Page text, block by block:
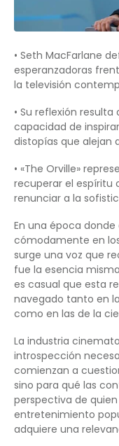
• Seth MacFarlane
esperanzadoras
la televisión
• Su reflexión
capacidad de
distopías que alejan
• «The Orville»
recuperar el espíritu
renunciar a la
En una época
cómodamente en
surge una voz que
fue la esencia
es casual que esta
navegado tanto en
como en las de la
La industria
introspección
comienzan a
sino para qué las
perspectiva de
entretenimiento
adquiere una